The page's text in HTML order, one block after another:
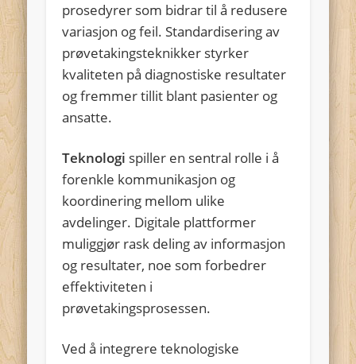
prosedyrer som bidrar til å redusere
variasjon og feil. Standardisering av
prøvetakingsteknikker styrker
kvaliteten på diagnostiske resultater
og fremmer tillit blant pasienter og
ansatte.
Teknologi spiller en sentral rolle i å
forenkle kommunikasjon og
koordinering mellom ulike
avdelinger. Digitale plattformer
muliggjør rask deling av informasjon
og resultater, noe som forbedrer
effektiviteten i
prøvetakingsprosessen.
Ved å integrere teknologiske